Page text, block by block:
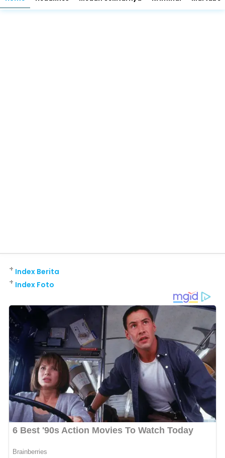
Index Berita
+
Index Foto
+